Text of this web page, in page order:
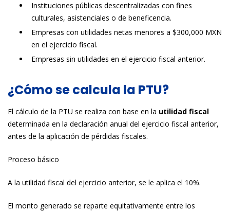
Instituciones públicas descentralizadas con fines
culturales, asistenciales o de beneficencia.
Empresas con utilidades netas menores a $300,000 MXN
en el ejercicio fiscal.
Empresas sin utilidades en el ejercicio fiscal anterior.
¿Cómo se calcula la PTU?
El cálculo de la PTU se realiza con base en la utilidad fiscal
determinada en la declaración anual del ejercicio fiscal anterior,
antes de la aplicación de pérdidas fiscales.
Proceso básico
A la utilidad fiscal del ejercicio anterior, se le aplica el 10%.
El monto generado se reparte equitativamente entre los